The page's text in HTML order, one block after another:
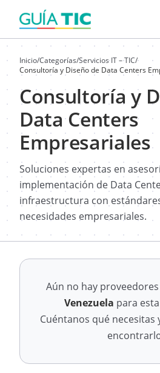
Inicio/Categorías/Servicios IT – TIC/
Consultoría y Diseño de Data Centers
Consultoría y
Data Centers
Empresariales
Soluciones expertas en
implementación de Data
infraestructura con
necesidades empresariales.
Aún no hay
Venezuela para
Cuéntanos qué necesitas